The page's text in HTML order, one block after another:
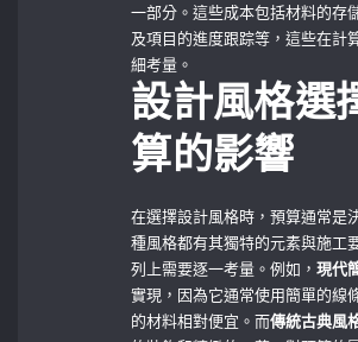
一部分。這些成本包括材料的存
及項目的進度跟踪等，這些在計
細考量。
設計風格選
算的影響
在選擇設計風格時，預算通常是
種風格都有其獨特的元素與施工
列上需要逐一考量。例如，現代
實現，因為它通常使用簡單的線
的材料相對便宜。而傳統古典風